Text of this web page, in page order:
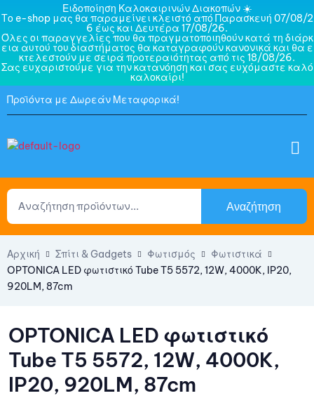
Ειδοποίηση Καλοκαιρινών Διακοπών ☀️
Το e-shop μας θα παραμείνει κλειστό από Παρασκευή 07/08/2
6 έως και Δευτέρα 17/08/26.
Όλες οι παραγγελίες που θα πραγματοποιηθούν κατά τη διάρκ
εια αυτού του διαστήματος θα καταγραφούν κανονικά και θα ε
κτελεστούν με σειρά προτεραιότητας από τις 18/08/26.
Σας ευχαριστούμε για την κατανόηση και σας ευχόμαστε καλό
καλοκαίρι!
Προϊόντα με Δωρεάν Μεταφορικά!
Αναζήτηση
Αρχική Σπίτι & Gadgets Φωτισμός
Φωτιστικά
OPTONICA LED φωτιστικό Tube T5 5572, 12W, 4000K, IP20,
920LM, 87cm
OPTONICA LED φωτιστικό
Tube T5 5572, 12W, 4000K,
IP20, 920LM, 87cm